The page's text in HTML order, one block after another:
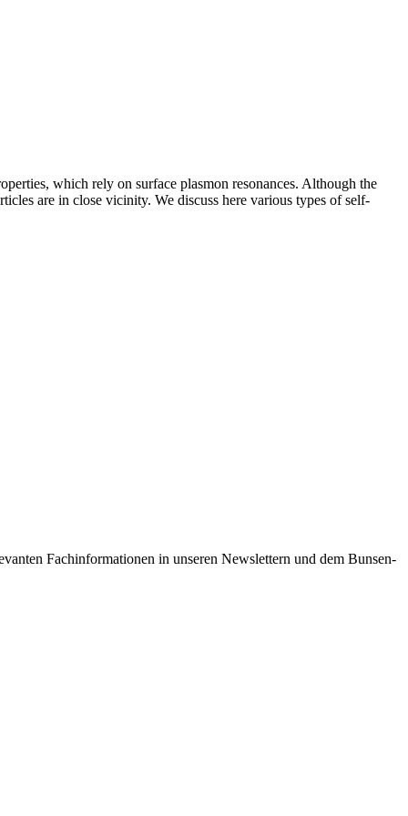
which rely on surface plasmon resonances. Although the
are in close vicinity. We discuss here various types of self-
Fachinformationen in unseren Newslettern und dem Bunsen-